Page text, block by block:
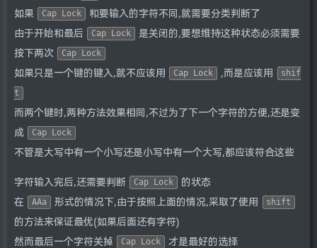
如果
Cap Lock
和要输入的字符不同,就需要分类判断了
由于开始和最后
Cap Lock
是关闭的,要想维持这种状态必须需要
按下两次
Cap Lock
如果只是一个键的键入,就不应该用 Cap Lock ,而是应该用
shif
t
而两个键时,两种方法效果相同,不过为了下一个字符的方便,还是变
成
Cap Lock
不管是大写中有一个小写还是小写中有一个大写,都应该符合这些
字符输入完后,还需要判断 Cap Lock
的状态
在
AAa 形式的情况下,由于按照上面的情况,采取了使用 shift
的方法来保证最优(如果后面还有字符)
然而最后一个字符关掉
Cap Lock
才是最好的选择